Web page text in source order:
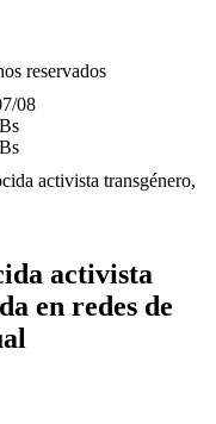
reservados
08
activista transgénero,
activista
en redes de